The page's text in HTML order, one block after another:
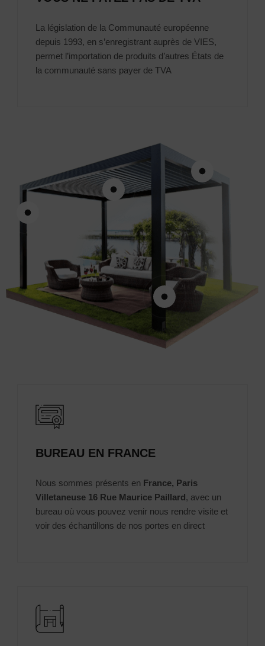
La législation de la Communauté européenne
depuis 1993, en s’enregistrant auprès de VIES,
permet l’importation de produits d’autres États de
la communauté sans payer de TVA
BUREAU EN FRANCE
Nous sommes présents en France, Paris
Villetaneuse 16 Rue Maurice Paillard, avec un
bureau où vous pouvez venir nous rendre visite et
voir des échantillons de nos portes en direct